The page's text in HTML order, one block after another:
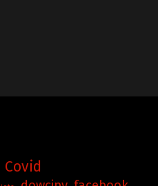
Covid